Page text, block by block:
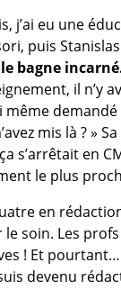
j’ai eu une
puis
le bagne
il n’y
même
mis là ? »
s’arrêtait en
le plus
en
soin. Les
! Et
devenu